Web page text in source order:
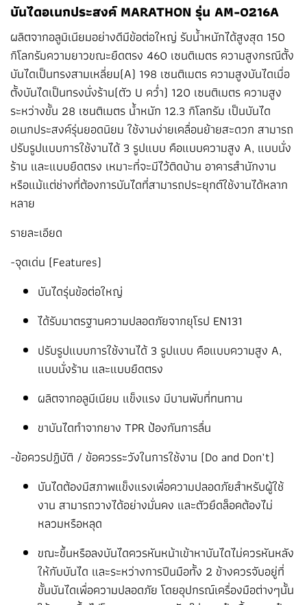
บันไดอเนกประสงค์ MARATHON รุ่น AM-0216A
ผลิตจากอลูมิเนียมอย่างดีมีข้อต่อใหญ่ รับน้ำหนักได้สูงสุด 150
กิโลกรัมความยาวขณะยืดตรง 460 เซนติเมตร ความสูงกรณีตั้ง
บันไดเป็นทรงสามเหลี่ยม(A) 198 เซนติเมตร ความสูงบันไดเมื่อ
ตั้งบันไดเป็นทรงนั่งร้าน(ตัว U คว่ำ) 120 เซนติเมตร ความสูง
ระหว่างขั้น 28 เซนติเมตร น้ำหนัก 12.3 กิโลกรัม เป็นบันได
อเนกประสงค์รุ่นยอดนิยม ใช้งานง่ายเคลื่อนย้ายสะดวก สามารถ
ปรับรูปแบบการใช้งานได้ 3 รูปแบบ คือแบบความสูง A, แบบนั่ง
ร้าน และแบบยืดตรง เหมาะที่จะมีไว้ติดบ้าน อาคารสำนักงาน
หรือแม้แต่ช่างที่ต้องการบันไดที่สามารถประยุกต์ใช้งานได้หลาก
หลาย
รายละเอียด
-จุดเด่น (Features)
บันไดรุ่นข้อต่อใหญ่
ได้รับมาตรฐานความปลอดภัยจากยุโรป EN131
ปรับรูปแบบการใช้งานได้ 3 รูปแบบ คือแบบความสูง A,
แบบนั่งร้าน และแบบยืดตรง
ผลิตจากอลูมีเนียม แข็งแรง มีบานพับที่ทนทาน
ขาบันไดทำจากยาง TPR ป้องกันการลื่น
-ข้อควรปฏิบัติ / ข้อควรระวังในการใช้งาน (Do and Don’t)
บันไดต้องมีสภาพแข็งแรงเพื่อความปลอดภัยสำหรับผู้ใช้
งาน สามารถวางได้อย่างมั่นคง และตัวยึดล็อคต้องไม่
หลวมหรือหลุด
ขณะขึ้นหรือลงบันไดควรหันหน้าเข้าหาบันไดไม่ควรหันหลัง
ให้กับบันได และระหว่างการปีนมือทั้ง 2 ข้างควรจับอยู่ที่
ขั้นบันไดเพื่อความปลอดภัย โดยอุปกรณ์เครื่องมือต่างๆนั้น